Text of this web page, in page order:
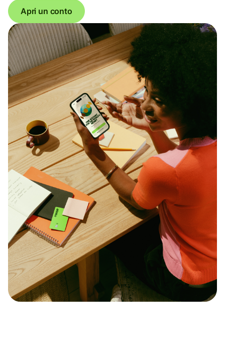
Apri un conto